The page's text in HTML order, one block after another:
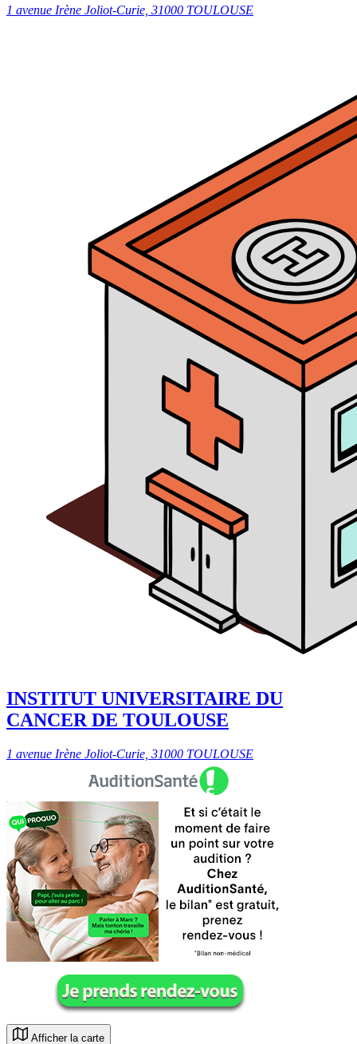
1 avenue Irène Joliot-Curie, 31000 TOULOUSE
INSTITUT UNIVERSITAIRE DU
CANCER DE TOULOUSE
1 avenue Irène Joliot-Curie, 31000 TOULOUSE
Afficher la carte